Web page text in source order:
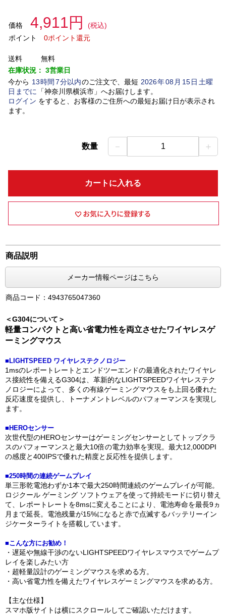
価格 4,911円
(税込)
ポイント
0ポイント還元
送料
無料
在庫状況： 3営業日
今から 13時間 7分以内のご注文で、最短 2026年08 月 15日土曜
日 までに 「神奈川県横浜市」 へお届けします。
ログイン をすると、お客様のご住所への最短お届け日が表示され
ます。
数量 － 1 ＋
カートに入れる
商品説明
メーカー情報ページはこちら
商品コード：4943765047360
＜G304について＞
軽量コンパクトと高い省電力性を両立させたワイヤレスゲ
ーミングマウス
■LIGHTSPEED ワイヤレステクノロジー
1msのレポートレートとエンドツーエンドの最適化されたワイヤレ
ス接続性を備えるG304は、革新的なLIGHTSPEEDワイヤレステク
ノロジーによって、多くの有線ゲーミングマウスをも上回る優れた
反応速度を提供し、トーナメントレベルのパフォーマンスを実現し
ます。
■HEROセンサー
次世代型のHEROセンサーはゲーミングセンサーとしてトップクラ
スのパフォーマンスと最大10倍の電力効率を実現。最大12,000DPI
の感度と400IPSで優れた精度と反応性を提供します。
■250時間の連続ゲームプレイ
単三形乾電池わずか1本で最大250時間連続のゲームプレイが可能。
ロジクール ゲーミング ソフトウェアを使って持続モードに切り替え
て、レポートレートを8msに変えることにより、電池寿命を最長9ヵ
月まで延長。電池残量が15%になると赤で点滅するバッテリーイン
ジケーターライトを搭載しています。
■こんな方にお勧め！
・遅延や無線干渉のないLIGHTSPEEDワイヤレスマウスでゲームプ
レイを楽しみたい方
・超軽量設計のゲーミングマウスを求める方。
・高い省電力性を備えたワイヤレスゲーミングマウスを求める方。
【主な仕様】
スマホ版サイトは横にスクロールしてご確認いただけます。